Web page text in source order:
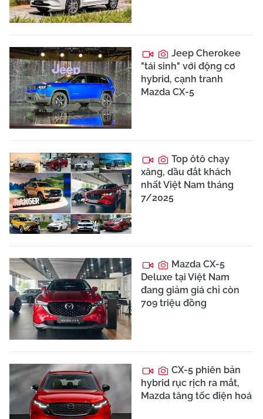
Jeep Cherokee
"tái sinh" với động cơ
hybrid, cạnh tranh
Mazda CX-5
Top ôtô chạy
xăng, dầu đắt khách
nhất Việt Nam tháng
7/2025
Mazda CX-5
Deluxe tại Việt Nam
đang giảm giá chỉ còn
709 triệu đồng
CX-5 phiên bản
hybrid rục rịch ra mắt,
Mazda tăng tốc điện hoá